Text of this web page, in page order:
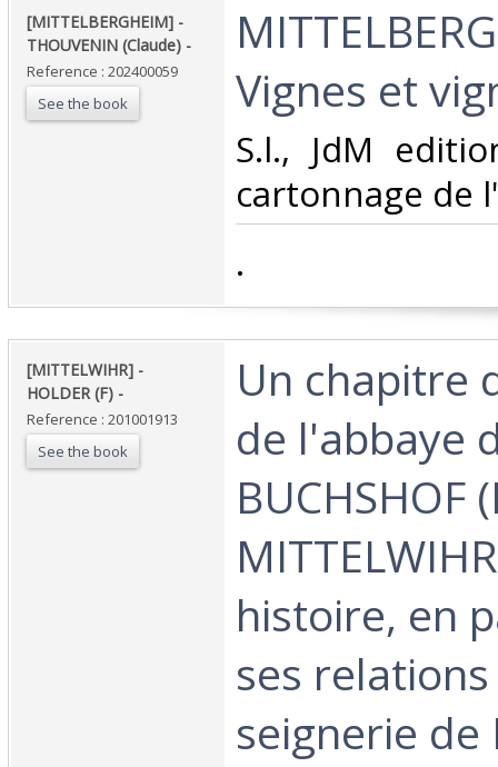
‎[MITTELBERGHEIM] -
THOUVENIN (Claude) - ‎
Reference : 202400059
See the book
Vignes et
‎S.l., JdM
cartonnage de
‎.‎
‎[MITTELWIHR] -
HOLDER (F) - ‎
Reference : 201001913
See the book
‎Un chapitre
de l'abbaye
BUCHSHOF
histoire, en
ses
seignerie de